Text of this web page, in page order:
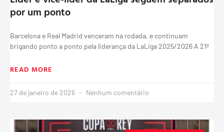
por um ponto
Barcelona e Real Madrid venceram na rodada, e continuam
brigando ponto a ponto pela liderança da LaLiga 2025/2026 A 21ª
READ MORE
27 de janeiro de 2026 Nenhum comentário